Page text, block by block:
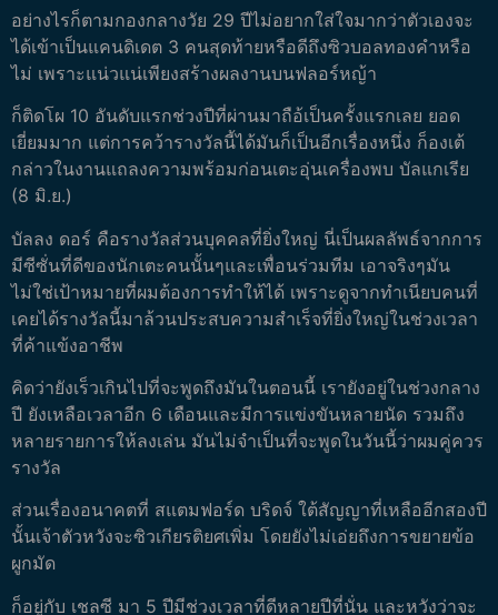
อย่างไรก็ตามกองกลางวัย 29 ปีไม่อยากใส่ใจมากว่าตัวเองจะ
ได้เข้าเป็นแคนดิเดต 3 คนสุดท้ายหรือดีถึงซิวบอลทองคำหรือ
ไม่ เพราะแน่วแน่เพียงสร้างผลงานบนฟลอร์หญ้า
ก็ติดโผ 10 อันดับแรกช่วงปีที่ผ่านมาถือ้เป็นครั้งแรกเลย ยอด
เยี่ยมมาก แต่การคว้ารางวัลนี้ได้มันก็เป็นอีกเรื่องหนึ่ง ก็องเต้
กล่าวในงานแถลงความพร้อมก่อนเตะอุ่นเครื่องพบ บัลแกเรีย
(8 มิ.ย.)
บัลลง ดอร์ คือรางวัลส่วนบุคคลที่ยิ่งใหญ่ นี่เป็นผลลัพธ์จากการ
มีซีซั่นที่ดีของนักเตะคนนั้นๆและเพื่อนร่วมทีม เอาจริงๆมัน
ไม่ใช่เป้าหมายที่ผมต้องการทำให้ได้ เพราะดูจากทำเนียบคนที่
เคยได้รางวัลนี้มาล้วนประสบความสำเร็จที่ยิ่งใหญ่ในช่วงเวลา
ที่ค้าแข้งอาชีพ
คิดว่ายังเร็วเกินไปที่จะพูดถึงมันในตอนนี้ เรายังอยู่ในช่วงกลาง
ปี ยังเหลือเวลาอีก 6 เดือนและมีการแข่งขันหลายนัด รวมถึง
หลายรายการให้ลงเล่น มันไม่จำเป็นที่จะพูดในวันนี้ว่าผมคู่ควร
รางวัล
ส่วนเรื่องอนาคตที่ สแตมฟอร์ด บริดจ์ ใต้สัญญาที่เหลืออีกสองปี
นั้นเจ้าตัวหวังจะซิวเกียรติยศเพิ่ม โดยยังไม่เอ่ยถึงการขยายข้อ
ผูกมัด
ก็อยู่กับ เชลซี มา 5 ปีมีช่วงเวลาที่ดีหลายปีที่นั่น และหวังว่าจะ